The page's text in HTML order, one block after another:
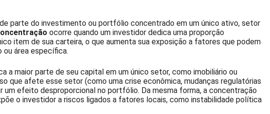
parte do investimento ou portfólio concentrado em um único ativo, setor
ocorre quando um investidor dedica uma proporção
item de sua carteira, o que aumenta sua exposição a fatores que podem
área específica.
a maior parte de seu capital em um único setor, como imobiliário ou
que afete esse setor (como uma crise econômica, mudanças regulatórias
efeito desproporcional no portfólio. Da mesma forma, a concentração
o investidor a riscos ligados a fatores locais, como instabilidade política